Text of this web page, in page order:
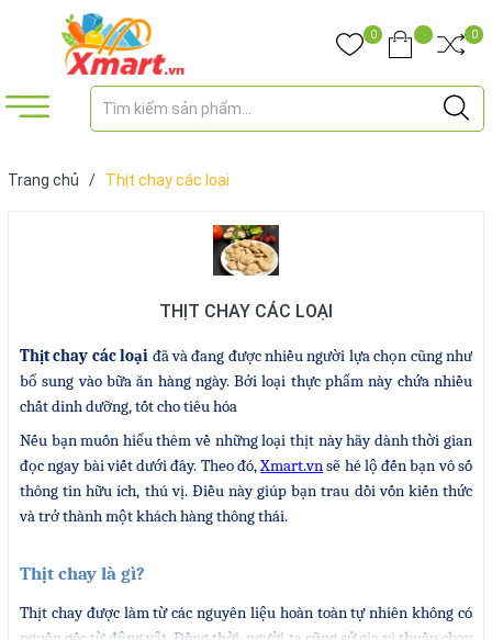
0 0
Trang chủ / Thịt chay các loại
THỊT CHAY CÁC LOẠI
Thịt chay các loại đã và đang được nhiều người lựa chọn cũng như
bổ sung vào bữa ăn hàng ngày. Bởi loại thực phẩm này chứa nhiều
chất dinh dưỡng, tốt cho tiêu hóa
Nếu bạn muốn hiểu thêm về những loại thịt này hãy dành thời gian
đọc ngay bài viết dưới đây. Theo đó,Xmart.vnsẽ hé lộ đến bạn vô số
thông tin hữu ích, thú vị. Điều này giúp bạn trau dồi vốn kiến thức
và trở thành một khách hàng thông thái.
Thịt chay là gì?
Thịt chay được làm từ các nguyên liệu hoàn toàn tự nhiên không có